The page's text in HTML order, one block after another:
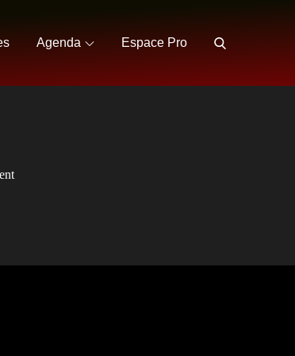
Agenda Espace Pro